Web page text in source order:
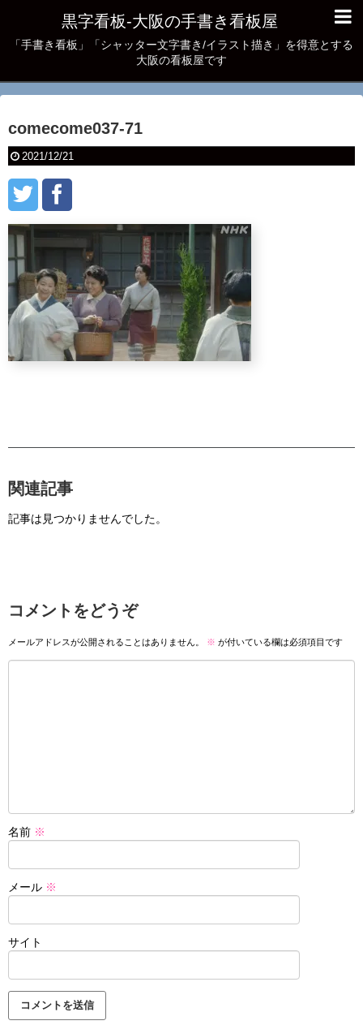
黒字看板‐大阪の手書き看板屋
「手書き看板」「シャッター文字書き/イラスト描き」を得意とする
大阪の看板屋です
comecome037-71
2021/12/21
関連記事
記事は見つかりませんでした。
コメントをどうぞ
メールアドレスが公開されることはありません。 ※ が付いている欄は必須項目です
名前 ※
メール ※
サイト